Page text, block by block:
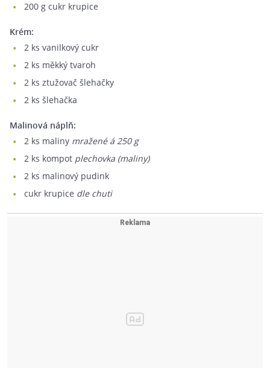
200 g cukr krupice
Krém:
2 ks vanilkový cukr
2 ks měkký tvaroh
2 ks ztužovač šlehačky
2 ks šlehačka
Malinová náplň:
2 ks maliny mražené á 250 g
2 ks kompot plechovka (maliny)
2 ks malinový pudink
cukr krupice dle chuti